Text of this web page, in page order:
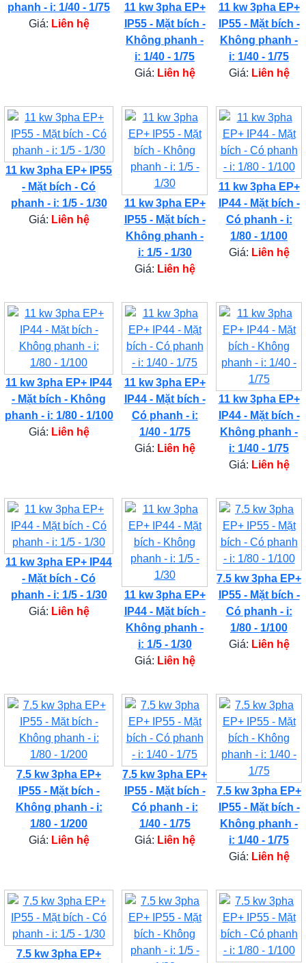
phanh - i: 1/40 - 1/75
Giá: Liên hệ
11 kw 3pha EP+
IP55 - Mặt bích -
Không phanh -
i: 1/40 - 1/75
Giá: Liên hệ
11 kw 3pha EP+
IP55 - Mặt bích -
Không phanh -
i: 1/40 - 1/75
Giá: Liên hệ
11 kw 3pha EP+ IP55
- Mặt bích - Có
phanh - i: 1/5 - 1/30
Giá: Liên hệ
11 kw 3pha EP+
IP55 - Mặt bích -
Không phanh -
i: 1/5 - 1/30
Giá: Liên hệ
11 kw 3pha EP+
IP44 - Mặt bích -
Có phanh - i:
1/80 - 1/100
Giá: Liên hệ
11 kw 3pha EP+ IP44
- Mặt bích - Không
phanh - i: 1/80 - 1/100
Giá: Liên hệ
11 kw 3pha EP+
IP44 - Mặt bích -
Có phanh - i:
1/40 - 1/75
Giá: Liên hệ
11 kw 3pha EP+
IP44 - Mặt bích -
Không phanh -
i: 1/40 - 1/75
Giá: Liên hệ
11 kw 3pha EP+ IP44
- Mặt bích - Có
phanh - i: 1/5 - 1/30
Giá: Liên hệ
11 kw 3pha EP+
IP44 - Mặt bích -
Không phanh -
i: 1/5 - 1/30
Giá: Liên hệ
7.5 kw 3pha EP+
IP55 - Mặt bích -
Có phanh - i:
1/80 - 1/100
Giá: Liên hệ
7.5 kw 3pha EP+
IP55 - Mặt bích -
Không phanh - i:
1/80 - 1/200
Giá: Liên hệ
7.5 kw 3pha EP+
IP55 - Mặt bích -
Có phanh - i:
1/40 - 1/75
Giá: Liên hệ
7.5 kw 3pha EP+
IP55 - Mặt bích -
Không phanh -
i: 1/40 - 1/75
Giá: Liên hệ
7.5 kw 3pha EP+